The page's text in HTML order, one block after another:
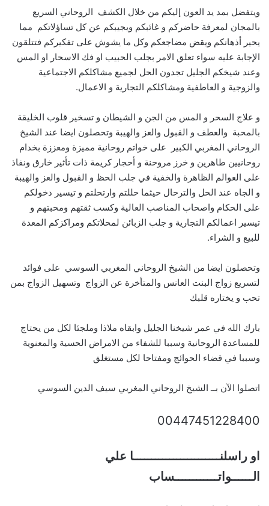
ويتفضل بمد يد العون إليكم من خلال الكشف الروحاني السريع
بالمجان لمعرفة حاضركم و غائبكم ويجيبكم عن كل تساؤلاتكم مما
يحير أذهانكم ويقض مضاجعكم وكل ما يشوش على تفكيركم فتتلقون
الإجابة عليه سواء تعلق الامر بجلب الحبيب او فك الاسحار او المس
وعند شيخكم الجليل تجدون الحل لجميع مشاكلكم الاجتماعية
والزوجية و العاطفية ومشاكلكم التجارية و الاعمال.
و علاج السحر و المس من الجن و الشيطان و تسخير قلوب الخليقة
بالمحبة والعطف و القبول والعز والهيبة وتحصلون ايضا عند الشيخ
الروحاني المغربي الكبير على خواتم روحانية مميزة ومعززة بخدام
روحانيين طاهرين و خرز مروحنة و أحجار كريمة ذات تأثير خارق ونفاذ
على العوالم الظاهرة والخفية في جلب الحظ و القبول والعز والهيبة
و الجاه عند الحل والترحال حيثما حللتم وارتحلتم و تيسير دخولكم
على الحكام واصحاب المناصب العالية وكسب ثقتهم ومحبتهم و
تيسير اعمالكم التجارية و جلب الزبائن لمحلاتكم ومراكزكم المعدة
للبيع و الشراء.
وتحصلون ايضا من الشيخ الروحاني المغربي السوسي على فوائد
لتسريع زواج البنت العانس والمتأخرة عن الزواج وتسهيل الزواج بمن
تحب و يختاره قلبك
بارك الله في عمر شيخنا الجليل وابقاه ملاذا وملجئا لكل من يحتاج
للمساعدة الروحانية وسببا للشفاء من الامراض الحسية والمعنوية
وسببا في قضاء الحوائج ومفتاحا لكل مستغلق
اتصلوا الآن بــ الشيخ الروحاني المغربي سيف الدين السوسي
00447451228400
او راسلنــــــــــــــــــــــــا علي
الــــــواتــــــــــــساب